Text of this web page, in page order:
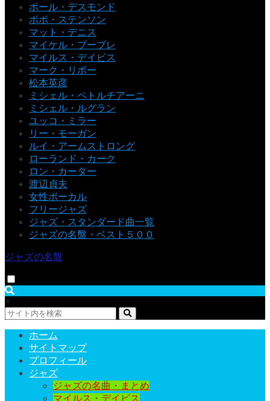
ポール・デスモンド
ボボ・ステンソン
マット・デニス
マイケル・ブーブレ
マイルス・デイビス
マーク・リボー
松本英彦
ミシェル・ペトルチアーニ
ミシェル・ルグラン
ユッコ・ミラー
リー・モーガン
ルイ・アームストロング
ローランド・カーク
ロン・カーター
渡辺貞夫
女性ボーカル
フリージャズ
ジャズ・スタンダード曲一覧
ジャズの名盤・ベスト５００
ジャズの名盤
×
ホーム
サイトマップ
プロフィール
ジャズ
ジャズの名曲・まとめ
マイルス・デイビス